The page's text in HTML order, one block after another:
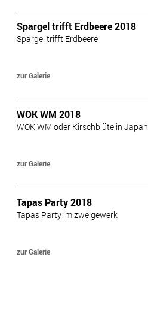
Spargel trifft Erdbeere 2018
Spargel trifft Erdbeere
zur Galerie
WOK WM 2018
WOK WM oder Kirschblüte in Japan
zur Galerie
Tapas Party 2018
Tapas Party im zweigewerk
zur Galerie